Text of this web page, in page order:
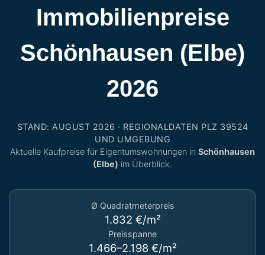
Immobilienpreise
Schönhausen (Elbe)
2026
STAND: AUGUST 2026 · REGIONALDATEN PLZ 39524
UND UMGEBUNG
Aktuelle Kaufpreise für Eigentumswohnungen in Schönhausen
(Elbe) im Überblick.
Ø Quadratmeterpreis
1.832 €/m²
Preisspanne
1.466–2.198 €/m²